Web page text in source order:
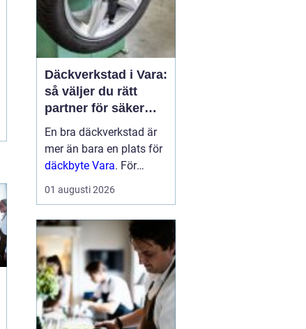
Däckverkstad i Vara:
så väljer du rätt
partner för säker
körning året runt
En bra däckverkstad är
mer än bara en plats för
däckbyte Vara. För
bilägare i Vara handlar
valet om säkerhet,
01 augusti 2026